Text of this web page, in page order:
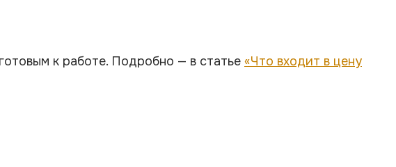
к работе. Подробно — в статье «Что входит в цену